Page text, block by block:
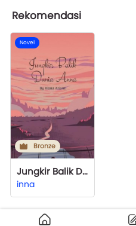
Rekomendasi
Novel
Bronze
Jungkir Balik Dunia Anna
inna